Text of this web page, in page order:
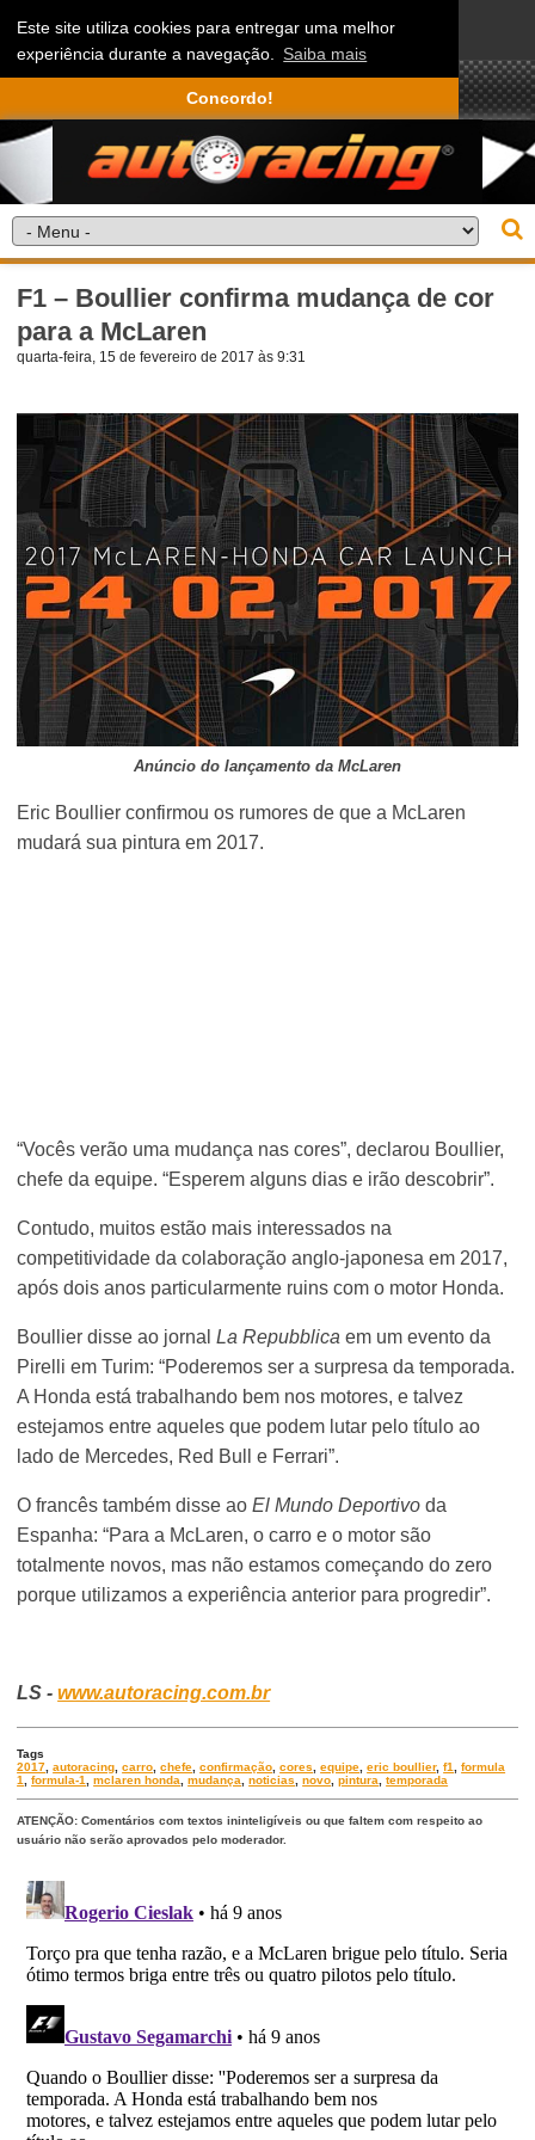
Este site utiliza cookies para entregar uma melhor
experiência durante a navegação. Saiba mais
Concordo!
F1 – Boullier confirma mudança de cor
para a McLaren
quarta-feira, 15 de fevereiro de 2017 às 9:31
Anúncio do lançamento da McLaren
Eric Boullier confirmou os rumores de que a McLaren
mudará sua pintura em 2017.
“Vocês verão uma mudança nas cores”, declarou Boullier,
chefe da equipe. “Esperem alguns dias e irão descobrir”.
Contudo, muitos estão mais interessados na
competitividade da colaboração anglo-japonesa em 2017,
após dois anos particularmente ruins com o motor Honda.
Boullier disse ao jornalLa Repubblica em um evento da
Pirelli em Turim: “Poderemos ser a surpresa da temporada.
A Honda está trabalhando bem nos motores, e talvez
estejamos entre aqueles que podem lutar pelo título ao
lado de Mercedes, Red Bull e Ferrari”.
O francês também disse aoEl Mundo Deportivo da
Espanha: “Para a McLaren, o carro e o motor são
totalmente novos, mas não estamos começando do zero
porque utilizamos a experiência anterior para progredir”.
LS -www.autoracing.com.br
Tags
2017 ,autoracing ,carro ,chefe ,confirmação ,cores ,equipe ,eric boullier,f1 ,formula
1
,formula-1 ,mclaren honda ,mudança ,noticias ,novo ,pintura ,temporada
ATENÇÃO: Comentários com textos ininteligíveis ou que faltem com respeito ao
usuário não serão aprovados pelo moderador.